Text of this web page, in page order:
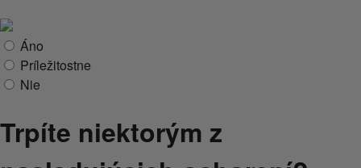
Áno
Príležitostne
Nie
Trpíte niektorým z